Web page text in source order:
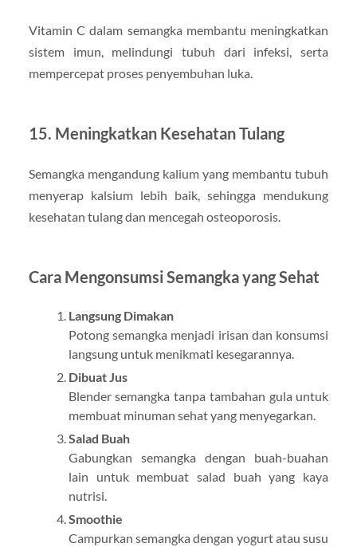
Vitamin C dalam semangka membantu meningkatkan
sistem imun, melindungi tubuh dari infeksi, serta
mempercepat proses penyembuhan luka.
15. Meningkatkan Kesehatan Tulang
Semangka mengandung kalium yang membantu tubuh
menyerap kalsium lebih baik, sehingga mendukung
kesehatan tulang dan mencegah osteoporosis.
Cara Mengonsumsi Semangka yang Sehat
Langsung Dimakan
Potong semangka menjadi irisan dan konsumsi
langsung untuk menikmati kesegarannya.
Dibuat Jus
Blender semangka tanpa tambahan gula untuk
membuat minuman sehat yang menyegarkan.
Salad Buah
Gabungkan semangka dengan buah-buahan
lain untuk membuat salad buah yang kaya
nutrisi.
Smoothie
Campurkan semangka dengan yogurt atau susu